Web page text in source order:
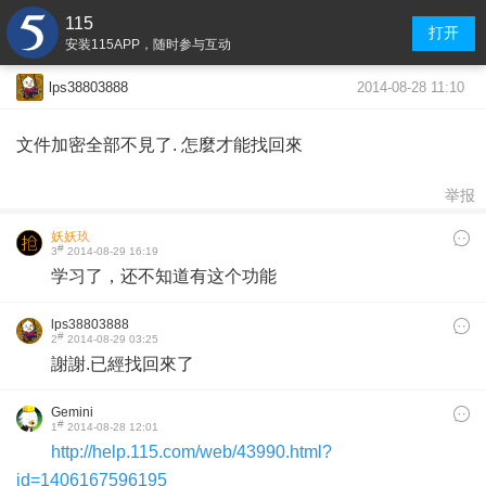
115
安装115APP，随时参与互动
打开
lps38803888 2014-08-28 11:10
文件加密全部不見了. 怎麼才能找回來
举报
妖妖玖
3# 2014-08-29 16:19
学习了，还不知道有这个功能
lps38803888
2# 2014-08-29 03:25
謝謝.已經找回來了
Gemini
1# 2014-08-28 12:01
http://help.115.com/web/43990.html?
id=1406167596195